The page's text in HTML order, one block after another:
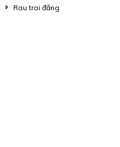
Rau trai đắng